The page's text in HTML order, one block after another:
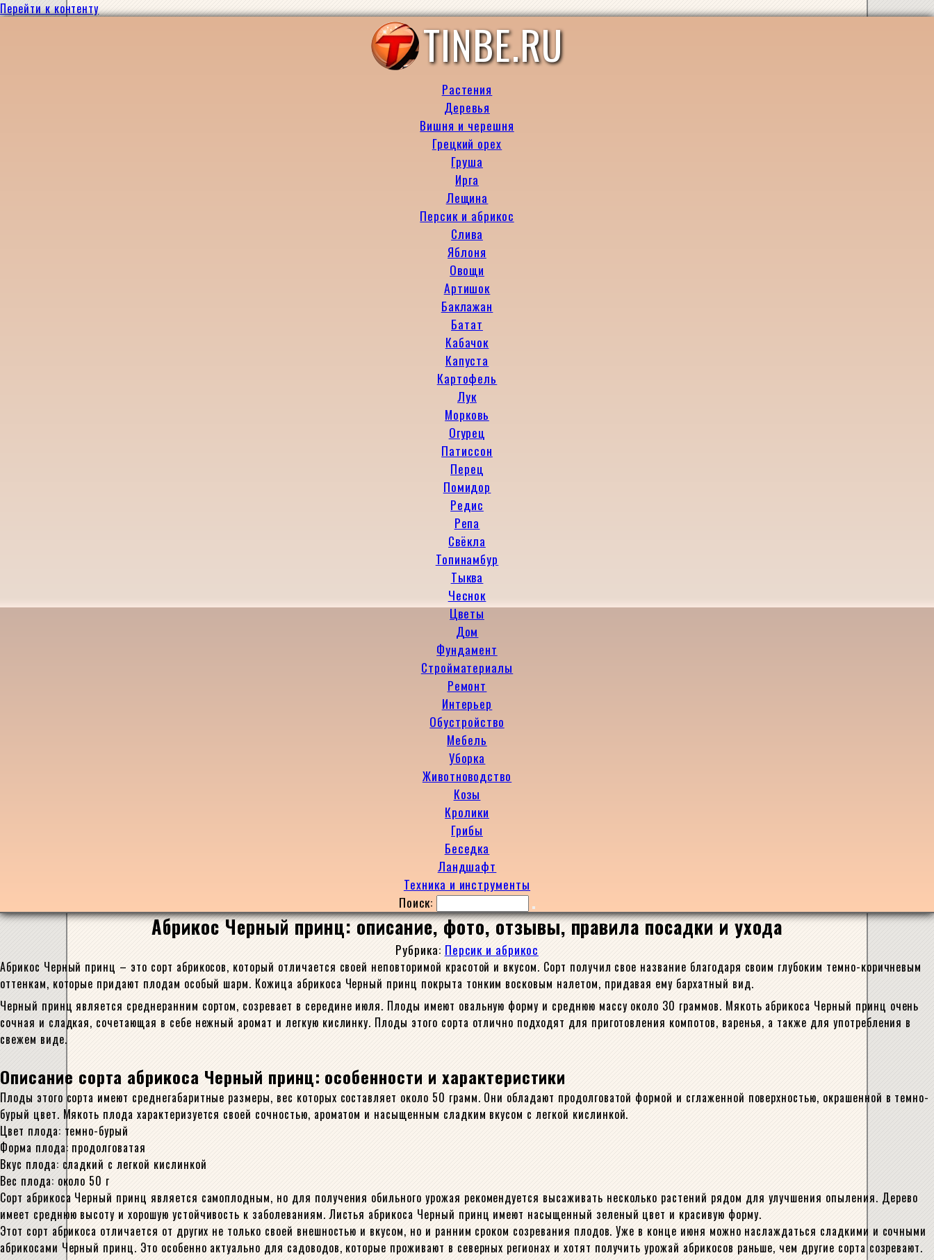
Перейти к контенту
TINBE.RU
Растения
Деревья
Вишня и черешня
Грецкий орех
Груша
Ирга
Лещина
Персик и абрикос
Слива
Яблоня
Овощи
Артишок
Баклажан
Батат
Кабачок
Капуста
Картофель
Лук
Морковь
Огурец
Патиссон
Перец
Помидор
Редис
Репа
Свёкла
Топинамбур
Тыква
Чеснок
Цветы
Дом
Фундамент
Стройматериалы
Ремонт
Интерьер
Обустройство
Мебель
Уборка
Животноводство
Козы
Кролики
Грибы
Беседка
Ландшафт
Техника и инструменты
Поиск:
Абрикос Черный принц: описание, фото, отзывы, правила посадки и ухода
Рубрика: Персик и абрикос
Абрикос Черный принц – это сорт абрикосов, который отличается своей неповторимой красотой и вкусом. Сорт получил свое название благодаря своим глубоким темно-коричневым
оттенкам, которые придают плодам особый шарм. Кожица абрикоса Черный принц покрыта тонким восковым налетом, придавая ему бархатный вид.
Черный принц является среднеранним сортом, созревает в середине июля. Плоды имеют овальную форму и среднюю массу около 30 граммов. Мякоть абрикоса Черный принц очень
сочная и сладкая, сочетающая в себе нежный аромат и легкую кислинку. Плоды этого сорта отлично подходят для приготовления компотов, варенья, а также для употребления в
свежем виде.
Описание сорта абрикоса Черный принц: особенности и характеристики
Плоды этого сорта имеют среднегабаритные размеры, вес которых составляет около 50 грамм. Они обладают продолговатой формой и сглаженной поверхностью, окрашенной в темно-
бурый цвет. Мякоть плода характеризуется своей сочностью, ароматом и насыщенным сладким вкусом с легкой кислинкой.
Цвет плода: темно-бурый
Форма плода: продолговатая
Вкус плода: сладкий с легкой кислинкой
Вес плода: около 50 г
Сорт абрикоса Черный принц является самоплодным, но для получения обильного урожая рекомендуется высаживать несколько растений рядом для улучшения опыления. Дерево
имеет среднюю высоту и хорошую устойчивость к заболеваниям. Листья абрикоса Черный принц имеют насыщенный зеленый цвет и красивую форму.
Этот сорт абрикоса отличается от других не только своей внешностью и вкусом, но и ранним сроком созревания плодов. Уже в конце июня можно наслаждаться сладкими и сочными
абрикосами Черный принц. Это особенно актуально для садоводов, которые проживают в северных регионах и хотят получить урожай абрикосов раньше, чем другие сорта созревают.